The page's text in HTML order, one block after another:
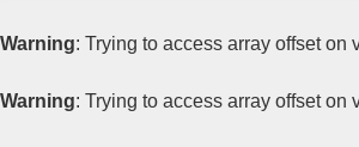
Warning: Trying to access array offset on
Warning: Trying to access array offset on